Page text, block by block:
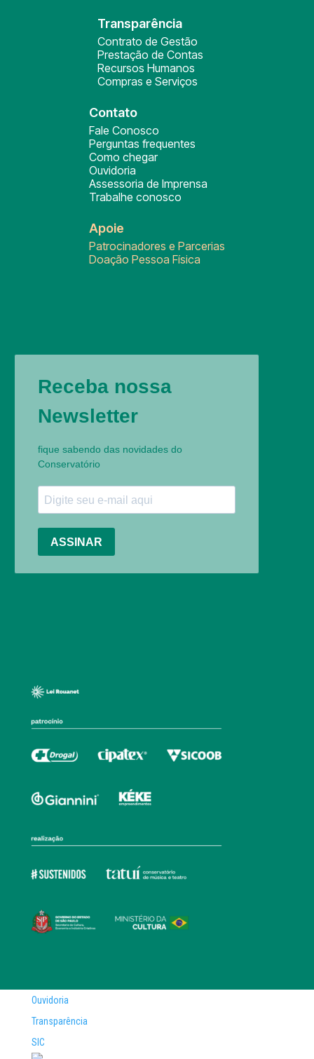
Transparência
Contrato de Gestão
Prestação de Contas
Recursos Humanos
Compras e Serviços
Contato
Fale Conosco
Perguntas frequentes
Como chegar
Ouvidoria
Assessoria de Imprensa
Trabalhe conosco
Apoie
Patrocinadores e Parcerias
Doação Pessoa Física
Ouvidoria
Transparência
SIC